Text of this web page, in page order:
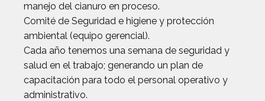
manejo del cianuro en proceso.
Comité de Seguridad e higiene y protección
ambiental (equipo gerencial).
Cada año tenemos una semana de seguridad y
salud en el trabajo; generando un plan de
capacitación para todo el personal operativo y
administrativo.